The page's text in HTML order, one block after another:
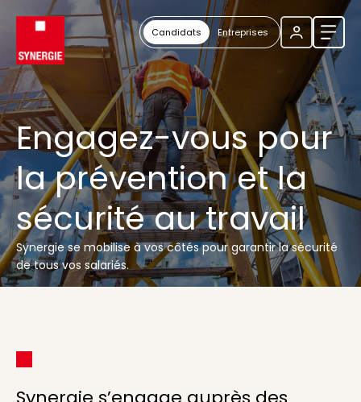
Candidats Entreprises
Engagez-vous pour
la prévention et la
sécurité au travail
Synergie se mobilise à vos côtés pour garantir la sécurité
de tous vos salariés.